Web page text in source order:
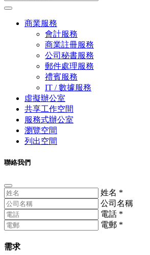
商業服務
會計服務
商業註冊服務
公司秘書服務
郵件處理服務
禮賓服務
IT / 數據服務
虛擬辦公室
共享工作空間
服務式辦公室
瀏覽空間
列出空間
聯絡我們
姓名 *
公司名稱
電話 *
電郵 *
需求